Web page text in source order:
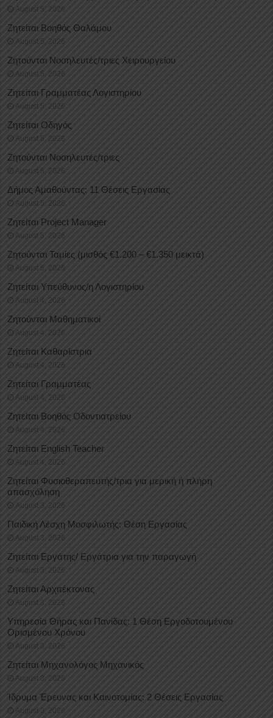
August 5, 2026
Ζητείται Βοηθός Θαλάμου
August 5, 2026
Ζητούνται Νοσηλευτές/τριες Χειρουργείου
August 5, 2026
Ζητείται Γραμματέας Λογιστηρίου
August 5, 2026
Ζητείται Οδηγός
August 5, 2026
Ζητούνται Νοσηλευτές/τριες
August 5, 2026
Δήμος Αμαθούντας: 11 Θέσεις Εργασίας
August 5, 2026
Ζητείται Project Manager
August 5, 2026
Ζητούνται Ταμίες (μισθός €1.200 – €1.350 μεικτά)
August 5, 2026
Ζητείται Υπεύθυνος/η Λογιστηρίου
August 4, 2026
Ζητούνται Μαθηματικοί
August 4, 2026
Ζητείται Καθαρίστρια
August 4, 2026
Ζητείται Γραμματέας
August 4, 2026
Ζητείται Βοηθός Οδοντιατρείου
August 4, 2026
Ζητείται English Teacher
August 4, 2026
Ζητείται Φυσιοθεραπευτής/τρια για μερική ή πλήρη
απασχόληση
August 3, 2026
Παιδική Λέσχη Μοσφιλωτής: Θέση Εργασίας
August 3, 2026
Ζητείται Εργάτης/ Εργάτρια για την παραγωγή
August 3, 2026
Ζητείται Αρχιτέκτονας
August 3, 2026
Υπηρεσία Θήρας και Πανίδας: 1 Θέση Eργοδοτουμένου
Oρισμένου Xρόνου
August 3, 2026
Ζητείται Μηχανολόγος Μηχανικός
August 3, 2026
Ίδρυμα Έρευνας και Καινοτομίας: 2 Θέσεις Εργασίας
August 3, 2026